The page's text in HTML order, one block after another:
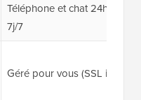
Téléphone et chat 24h/24 et
7j/7
Géré pour vous (SSL inclus)